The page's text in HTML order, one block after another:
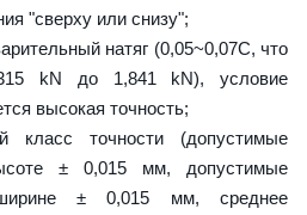
"сверху или снизу";
натяг (0,05~0,07C, что
kN до 1,841 kN), условие
высокая точность;
класс точности (допустимые
± 0,015 мм, допустимые
± 0,015 мм, среднее